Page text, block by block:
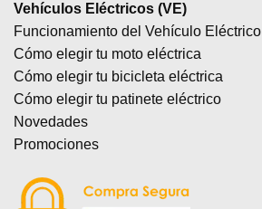
Vehículos Eléctricos (VE)
Funcionamiento del Vehículo Eléctrico
Cómo elegir tu moto eléctrica
Cómo elegir tu bicicleta eléctrica
Cómo elegir tu patinete eléctrico
Novedades
Promociones